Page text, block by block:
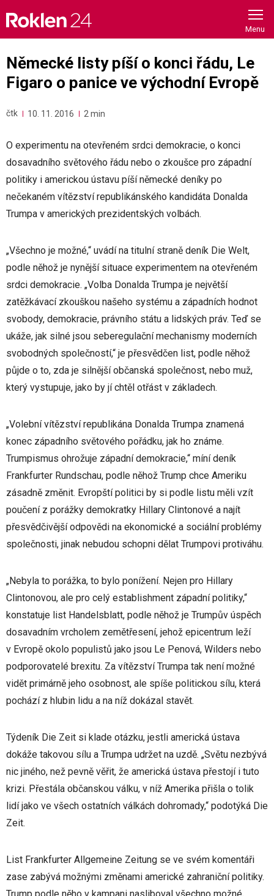
content
Německé listy píší o konci řádu, Le
Figaro o panice ve východní Evropě
čtk 10. 11. 2016 2 min
O experimentu na otevřeném srdci demokracie, o konci
dosavadního světového řádu nebo o zkoušce pro západní
politiky i americkou ústavu píší německé deníky po
nečekaném vítězství republikánského kandidáta Donalda
Trumpa v amerických prezidentských volbách.
„Všechno je možné,“ uvádí na titulní straně deník Die Welt,
podle něhož je nynější situace experimentem na otevřeném
srdci demokracie. „Volba Donalda Trumpa je největší
zatěžkávací zkouškou našeho systému a západních hodnot
svobody, demokracie, právního státu a lidských práv. Teď se
ukáže, jak silné jsou seberegulační mechanismy moderních
svobodných společností,“ je přesvědčen list, podle něhož
půjde o to, zda je silnější občanská společnost, nebo muž,
který vystupuje, jako by jí chtěl otřást v základech.
„Volební vítězství republikána Donalda Trumpa znamená
konec západního světového pořádku, jak ho známe.
Trumpismus ohrožuje západní demokracie,“ míní deník
Frankfurter Rundschau, podle něhož Trump chce Ameriku
zásadně změnit. Evropští politici by si podle listu měli vzít
poučení z porážky demokratky Hillary Clintonové a najít
přesvědčivější odpovědi na ekonomické a sociální problémy
společnosti, jinak nebudou schopni dělat Trumpovi protiváhu.
„Nebyla to porážka, to bylo ponížení. Nejen pro Hillary
Clintonovou, ale pro celý establishment západní politiky,“
konstatuje list Handelsblatt, podle něhož je Trumpův úspěch
dosavadním vrcholem zemětřesení, jehož epicentrum leží
v Evropě okolo populistů jako jsou Le Penová, Wilders nebo
podporovatelé brexitu. Za vítězství Trumpa tak není možné
vidět primárně jeho osobnost, ale spíše politickou sílu, která
pochází z hlubin lidu a na níž dokázal stavět.
Týdeník Die Zeit si klade otázku, jestli americká ústava
dokáže takovou sílu a Trumpa udržet na uzdě. „Světu nezbývá
nic jiného, než pevně věřit, že americká ústava přestojí i tuto
krizi. Přestála občanskou válku, v níž Amerika přišla o tolik
lidí jako ve všech ostatních válkách dohromady,“ podotýká Die
Zeit.
List Frankfurter Allgemeine Zeitung se ve svém komentáři
zase zabývá možnými změnami americké zahraniční politiky.